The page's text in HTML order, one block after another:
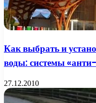
Как выбрать и
воды: системы
27.12.2010